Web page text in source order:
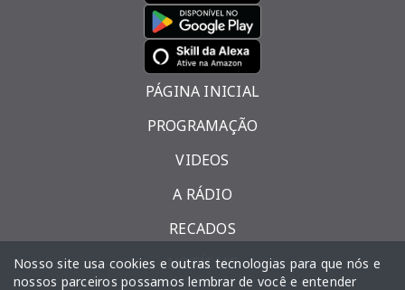
PÁGINA INICIAL
PROGRAMAÇÃO
VIDEOS
A RÁDIO
RECADOS
NOTÍCIAS
Nosso site usa cookies e outras tecnologias para que nós e
nossos parceiros possamos lembrar de você e entender